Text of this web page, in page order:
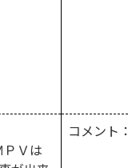
Ｖは
コメント：